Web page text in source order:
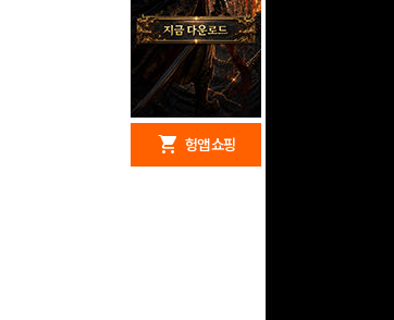
shopping_cart 헝앱 쇼핑